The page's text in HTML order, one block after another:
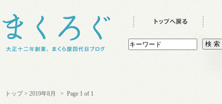
トップ> 2019年8月 > Page 1 of 1